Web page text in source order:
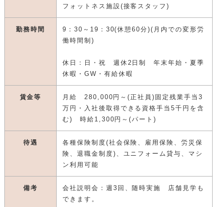
フォットネス施設(接客スタッフ)
勤務時間
9：30～19：30(休憩60分)(月内での変形労
働時間制)
休日：日・祝 週休2日制 年末年始・夏季
休暇・GW・有給休暇
賃金等
月給 280,000円～(正社員)固定残業手当3
万円・入社後取得できる資格手当5千円を含
む) 時給1,300円～(パート)
待遇
各種保険制度(社会保険、雇用保険、労災保
険、退職金制度)、ユニフォーム貸与、マシ
ン利用可能
備考
会社説明会：週3回、随時実施 店舗見学も
できます。